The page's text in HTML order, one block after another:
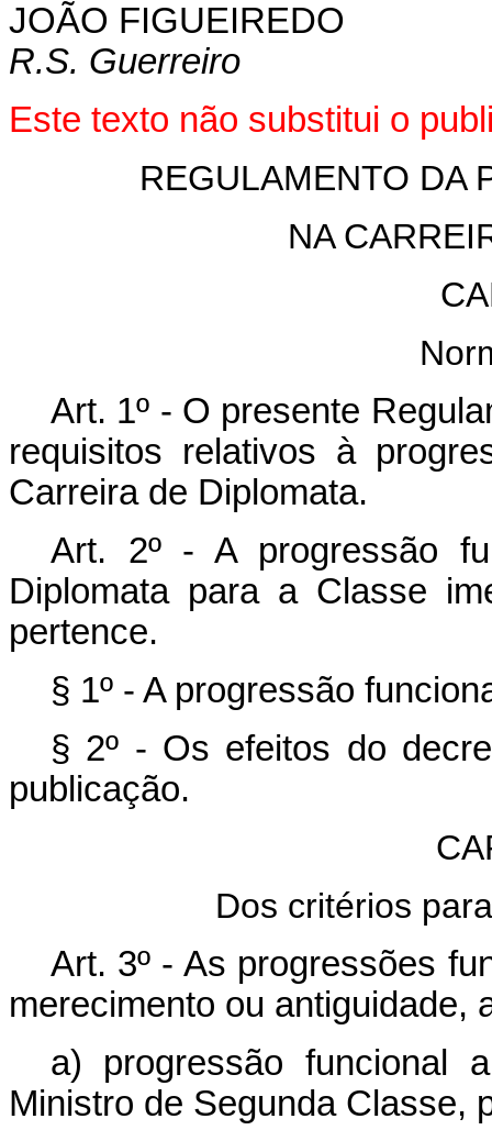
JOÃO FIGUEIREDO
R.S. Guerreiro
Este texto não substitui o
REGULAMENTO DA
NA
Art. 1º - O presente
requisitos relativos à
Carreira de Diplomata.
Art. 2º - A progressão
Diplomata para a Classe
pertence.
§ 1º - A progressão
§ 2º - Os efeitos do
publicação.
Dos critérios
Art. 3º - As progressões
merecimento ou antiguidade,
a) progressão funcional
Ministro de Segunda Classe,